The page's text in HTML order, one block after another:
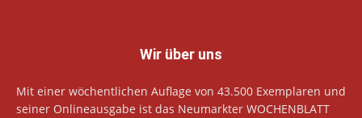
Wir über uns
Mit einer wöchentlichen Auflage von 43.500 Exemplaren und
seiner Onlineausgabe ist das Neumarkter WOCHENBLATT